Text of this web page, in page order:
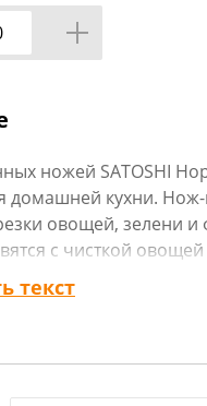
ножей SATOSHI
домашней кухни.
овощей, зелени
с чисткой
для вскрытия
кожуры. Нож-пиллер с
текст